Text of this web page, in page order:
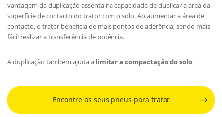
vantagem da duplicação assenta na capacidade de duplicar a área da
superfície de contacto do trator com o solo. Ao aumentar a área de
contacto, o trator beneficia de mais pontos de aderência, sendo mais
fácil realizar a transferência de potência.
A duplicação também ajuda a limitar a compactação do solo.
Encontre os seus pneus para trator